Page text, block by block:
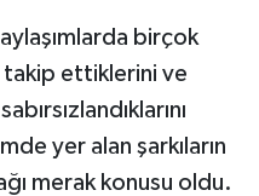
birçok
ettiklerini ve
yer alan şarkıların
merak konusu oldu.